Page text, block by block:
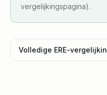
vergelijkingspagina).
Volledige ERE-